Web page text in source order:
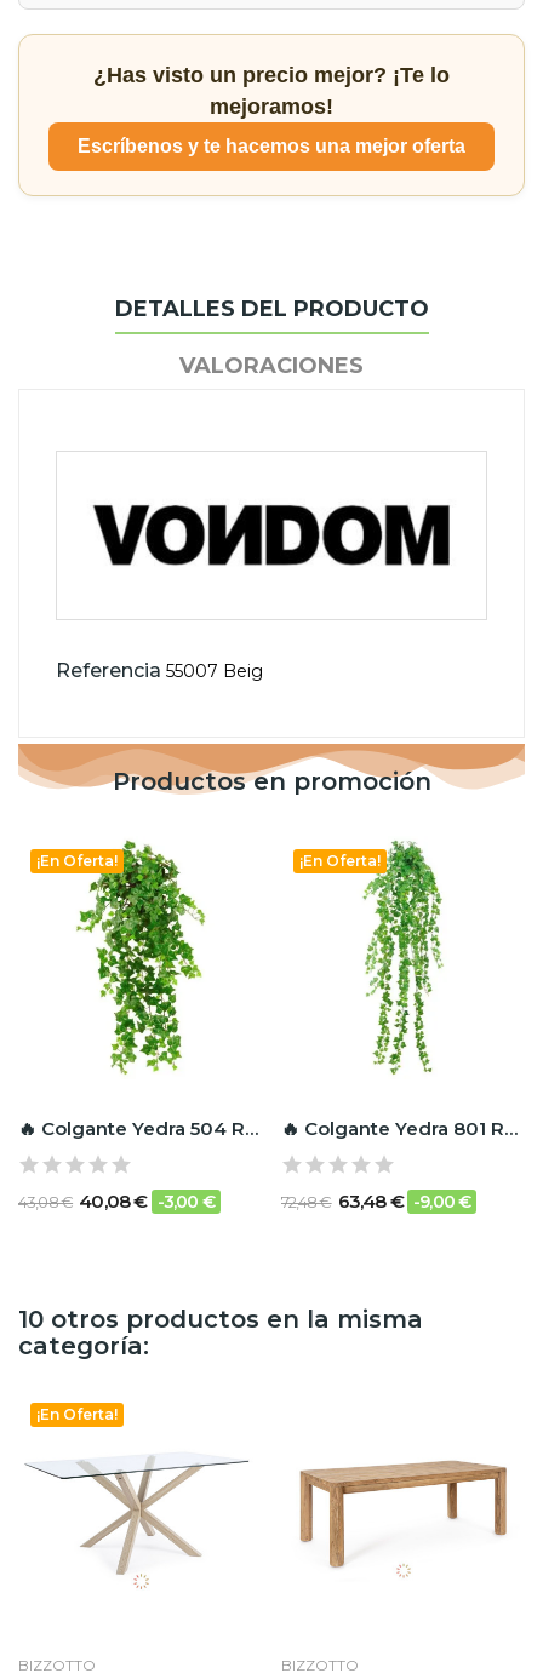
¿Has visto un precio mejor? ¡Te lo
mejoramos!
Escríbenos y te hacemos una mejor oferta
DETALLES DEL PRODUCTO
VALORACIONES
Referencia 55007 Beig
Productos en promoción
¡En Oferta!
🔥 Colgante Yedra 504 RF Ignífugo
43,08 € 40,08 € -3,00 €
¡En Oferta!
🔥 Colgante Yedra 801 RF Ignífugo
72,48 € 63,48 € -9,00 €
10 otros productos en la misma
categoría:
¡En Oferta!
BIZZOTTO BIZZOTTO